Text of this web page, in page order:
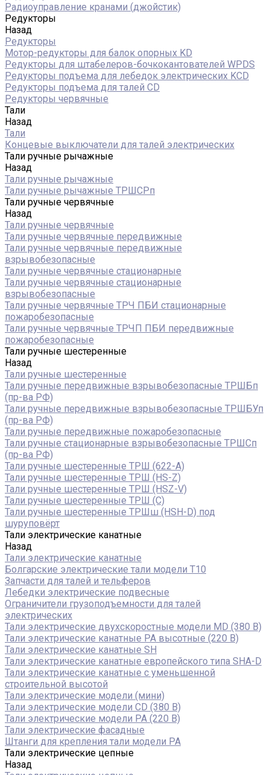
Радиоуправление кранами (джойстик)
Редукторы
Назад
Редукторы
Мотор-редукторы для балок опорных KD
Редукторы для штабелеров-бочкокантователей WPDS
Редукторы подъема для лебедок электрических KCD
Редукторы подъема для талей CD
Редукторы червячные
Тали
Назад
Тали
Концевые выключатели для талей электрических
Тали ручные рычажные
Назад
Тали ручные рычажные
Тали ручные рычажные ТРШСРп
Тали ручные червячные
Назад
Тали ручные червячные
Тали ручные червячные передвижные
Тали ручные червячные передвижные
взрывобезопасные
Тали ручные червячные стационарные
Тали ручные червячные стационарные
взрывобезопасные
Тали ручные червячные ТРЧ ПБИ стационарные
пожаробезопасные
Тали ручные червячные ТРЧП ПБИ передвижные
пожаробезопасные
Тали ручные шестеренные
Назад
Тали ручные шестеренные
Тали ручные передвижные взрывобезопасные ТРШБп
(пр-ва РФ)
Тали ручные передвижные взрывобезопасные ТРШБУп
(пр-ва РФ)
Тали ручные передвижные пожаробезопасные
Тали ручные стационарные взрывобезопасные ТРШСп
(пр-ва РФ)
Тали ручные шестеренные ТРШ (622-A)
Тали ручные шестеренные ТРШ (HS-Z)
Тали ручные шестеренные ТРШ (HSZ-V)
Тали ручные шестеренные ТРШ (С)
Тали ручные шестеренные ТРШш (HSH-D) под
шуруповёрт
Тали электрические канатные
Назад
Тали электрические канатные
Болгарские электрические тали модели T10
Запчасти для талей и тельферов
Лебедки электрические подвесные
Ограничители грузоподъемности для талей
электрических
Тали электрические двухскоростные модели MD (380 В)
Тали электрические канатные PA высотные (220 В)
Тали электрические канатные SH
Тали электрические канатные европейского типа SHA-D
Тали электрические канатные с уменьшенной
строительной высотой
Тали электрические модели (мини)
Тали электрические модели CD (380 В)
Тали электрические модели РА (220 В)
Тали электрические фасадные
Штанги для крепления тали модели РА
Тали электрические цепные
Назад